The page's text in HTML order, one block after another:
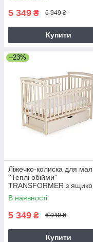
5 349 ₴ 6 949 ₴
Купити
–23%
Ліжечко-колиска для
''Теплі обійми''
TRANSFORMER з
ваніль
В наявності
5 349 ₴ 6 949 ₴
Купити